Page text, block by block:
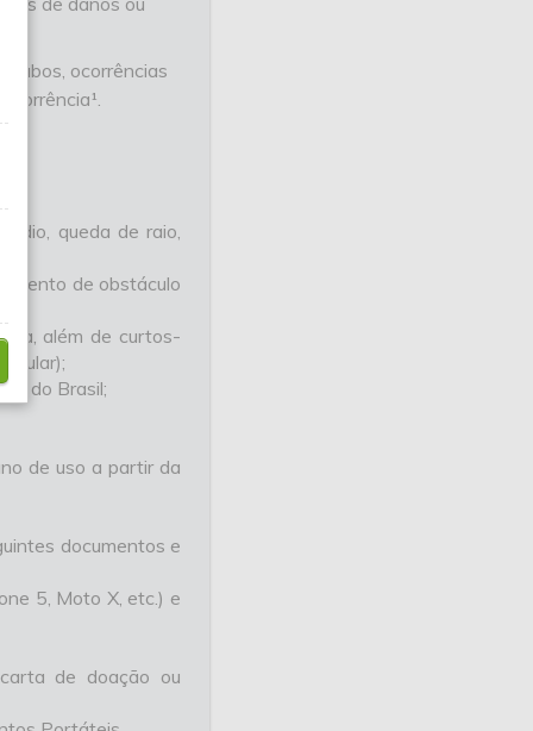
ocorrências
queda de raio,
de obstáculo
além de curtos-
do Brasil;
de uso a partir da
documentos e
5, Moto X, etc.) e
de doação ou